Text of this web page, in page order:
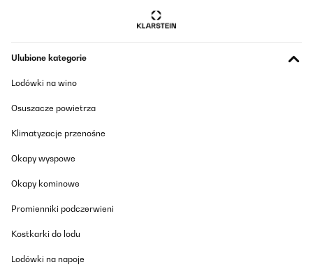
Ulubione kategorie
Lodówki na wino
Osuszacze powietrza
Klimatyzacje przenośne
Okapy wyspowe
Okapy kominowe
Promienniki podczerwieni
Kostkarki do lodu
Lodówki na napoje